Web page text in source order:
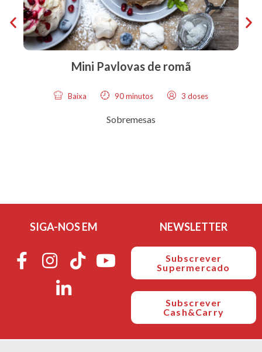
Mini Pavlovas de romã
Baixa 90 minutos 3 doses
Sobremesas
SIGA-NOS EM NEWSLETTER
Subscrever
Supermercado
Subscrever
Cash&Carry